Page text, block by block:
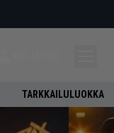
TARKKAILULUOKKA